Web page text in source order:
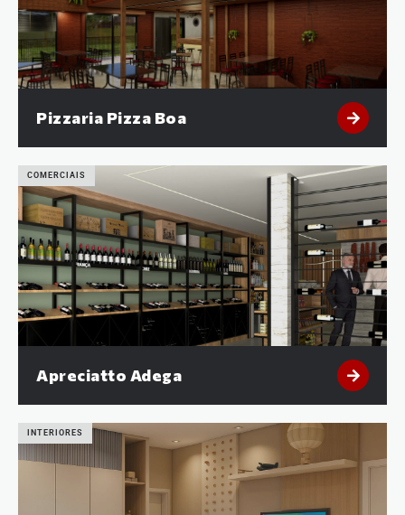
Pizzaria Pizza Boa
COMERCIAIS
Apreciatto Adega
INTERIORES